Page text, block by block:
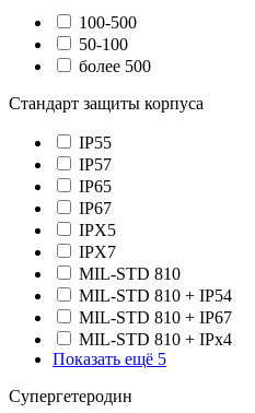
100-500
50-100
более 500
Стандарт защиты корпуса
IP55
IP57
IP65
IP67
IPX5
IPX7
MIL-STD 810
MIL-STD 810 + IP54
MIL-STD 810 + IP67
MIL-STD 810 + IPx4
Показать ещё 5
Супергетеродин